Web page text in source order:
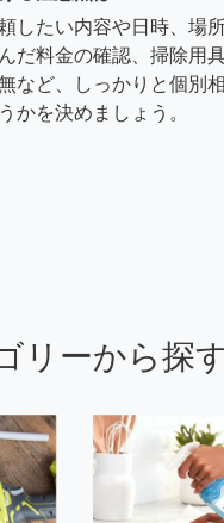
したい内容や日時、場
だ料金の確認、掃除用
など、しっかりと個別
かを決めましょう。
リーから探